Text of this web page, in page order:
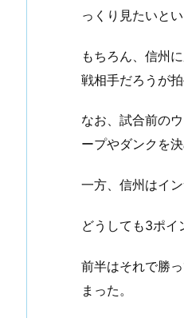
っくり見たいと
もちろん、信州
戦相手だろうが
なお、試合前の
ープやダンクを決
一方、信州はイ
どうしても3ポイ
前半はそれで勝
まった。